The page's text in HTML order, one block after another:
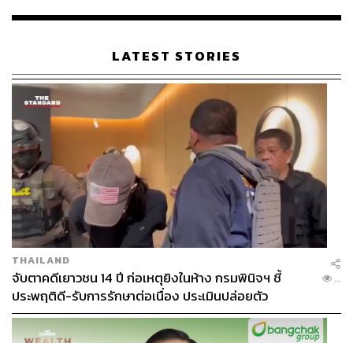
เรือนไทยที่ถูกซุกไว้
LATEST STORIES
THAILAND
จับตาคดีเยาวชน 14 ปี ก่อเหตุยิงในห้าง กรมพินิจฯ ชี้
ประพฤติดี-รับการรักษาต่อเนื่อง ประเมินปล่อยตัว
...